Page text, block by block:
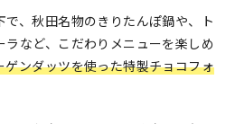
、秋田名物のきりたんぽ鍋や、ト
ラなど、こだわりメニューを楽しめ
ゲンダッツを使った特製チョコフォ